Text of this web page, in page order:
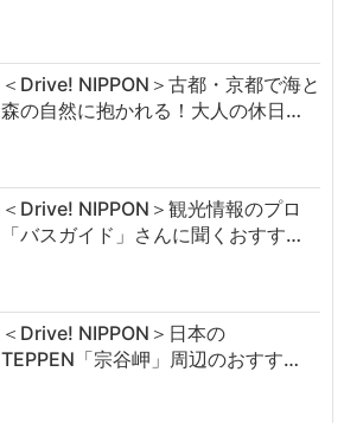
＜Drive! NIPPON＞古都・京都で海と
森の自然に抱かれる！大人の休日…
＜Drive! NIPPON＞観光情報のプロ
「バスガイド」さんに聞くおすす…
＜Drive! NIPPON＞日本の
TEPPEN「宗谷岬」周辺のおすす…